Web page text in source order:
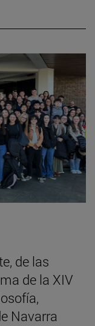
de las
de la XIV
Navarra